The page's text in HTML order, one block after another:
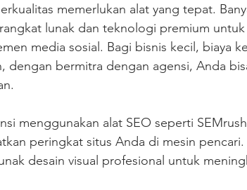
memerlukan alat yang tepat.
lunak dan teknologi premium
media sosial. Bagi bisnis kecil, biaya
dengan bermitra dengan agensi, Anda
menggunakan alat SEO seperti
peringkat situs Anda di mesin
desain visual profesional untuk